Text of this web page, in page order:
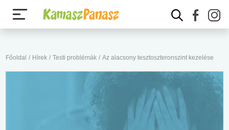
Főoldal / Hírek / Testi problémák / Az alacsony tesztoszteronszint kezelése